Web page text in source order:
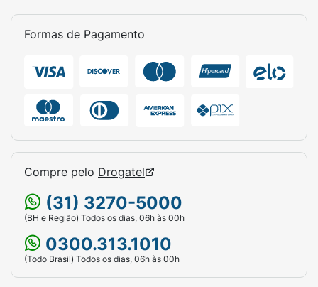
Formas de Pagamento
Compre pelo Drogatel
(31) 3270-5000
(BH e Região) Todos os dias, 06h às 00h
0300.313.1010
(Todo Brasil) Todos os dias, 06h às 00h